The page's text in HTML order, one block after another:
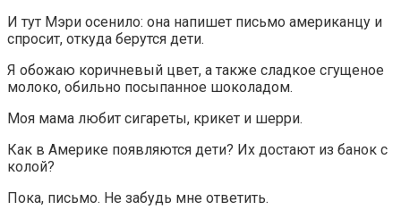
И тут Мэри осенило: она напишет письмо американцу и
спросит, откуда берутся дети.
Я обожаю коричневый цвет, а также сладкое сгущеное
молоко, обильно посыпанное шоколадом.
Моя мама любит сигареты, крикет и шерри.
Как в Америке появляются дети? Их достают из банок с
колой?
Пока, письмо. Не забудь мне ответить.